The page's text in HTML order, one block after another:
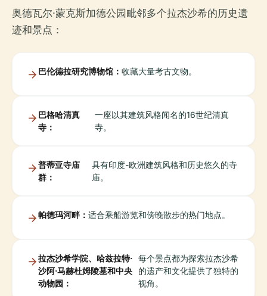
奥德瓦尔·蒙克斯加德公园毗邻多个拉杰沙希的历史遗
迹和景点：
巴伦德拉研究博物馆： 收藏大量考古文物。
巴格哈清真
寺：
一座以其建筑风格闻名的16世纪清真
寺。
普蒂亚寺庙
群：
具有印度-欧洲建筑风格和历史悠久的寺
庙。
帕德玛河畔： 适合乘船游览和傍晚散步的热门地点。
拉杰沙希学院、哈兹拉特·
沙阿·马赫杜姆陵墓和中央
动物园：
每个景点都为探索拉杰沙希
的遗产和文化提供了独特的
视角。